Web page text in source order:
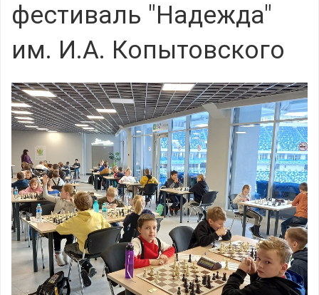
фестиваль "Надежда"
им. И.А. Копытовского